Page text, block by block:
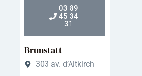
03 89
45 34
31
Brunstatt
303 av. d’Altkirch